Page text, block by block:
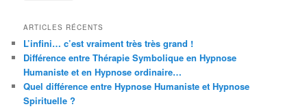
ARTICLES RÉCENTS
L’infini… c’est vraiment très très grand !
Différence entre Thérapie Symbolique en Hypnose
Humaniste et en Hypnose ordinaire…
Quel différence entre Hypnose Humaniste et Hypnose
Spirituelle ?